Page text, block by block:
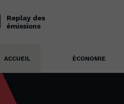
Replay des
émissions
ACCUEIL ÉCONOMIE